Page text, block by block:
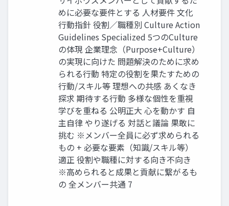
めに必要な要件とする ⼈材要件 ⽂化
⾏動指針 役割／職種別 Culture Action
Guidelines Specialized 5つのCulture
の体現 企業理念（Purpose+Culture）
の実現に向けた 問題解決のために求め
られる⾏動 特定の役割を果たすための
⾏動/スキル等 理想への共感 あくなき
探求 期待する⾏動 多様な個性を重視
学びを重ねる 公明正⼤ ⼼を動かす ⾃
主⾃律 やり遂げる 対話と議論 果敢に
挑む ※メンバー全員に必ず求められる
もの + 必要な要素（知識/スキル等）
適正 役割や職種に対する向き不向き
※⾼められると成果と貢献に繋がるも
の 全メンバー共通 7